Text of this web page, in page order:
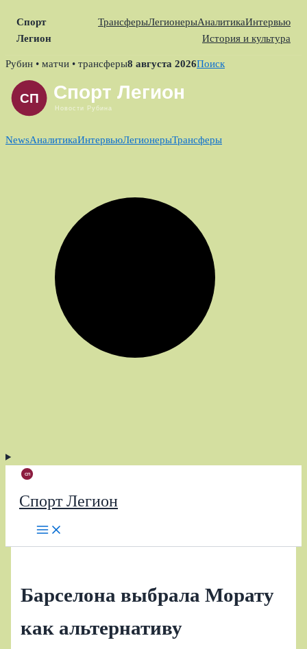
Спорт
Легион
ТрансферыЛегионерыАналитикаИнтервью
История и культура
Skip
content
Рубин • матчи • трансферы8 августа 2026Поиск
NewsАналитикаИнтервьюЛегионерыТрансферы
Спорт Легион
Барселона выбрала Морату
как альтернативу